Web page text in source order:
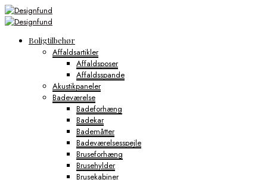
Boligtilbehør
Affaldsartikler
Affaldsposer
Affaldsspande
Akustikpaneler
Badeværelse
Badeforhæng
Badekar
Bademåtter
Badeværelsesspejle
Bruseforhæng
Brusehylder
Brusekabiner